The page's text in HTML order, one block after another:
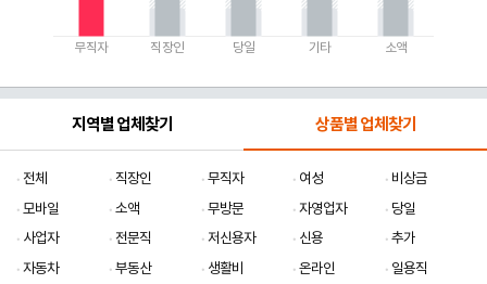
무직자 직장인 당일 기타 소액
지역별 업체찾기 상품별 업체찾기
전체 직장인 무직자 여성
비상금
모바일
소액 무방문 자영업자
당일
사업자
전문직 저신용자 신용
추가
자동차
부동산 생활비 온라인
일용직